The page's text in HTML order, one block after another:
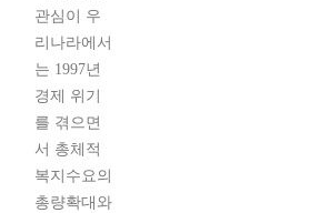
관심이 우
리나라에서
는 1997년
경제 위기
를 겪으면
서 총체적
복지수요의
총량확대와